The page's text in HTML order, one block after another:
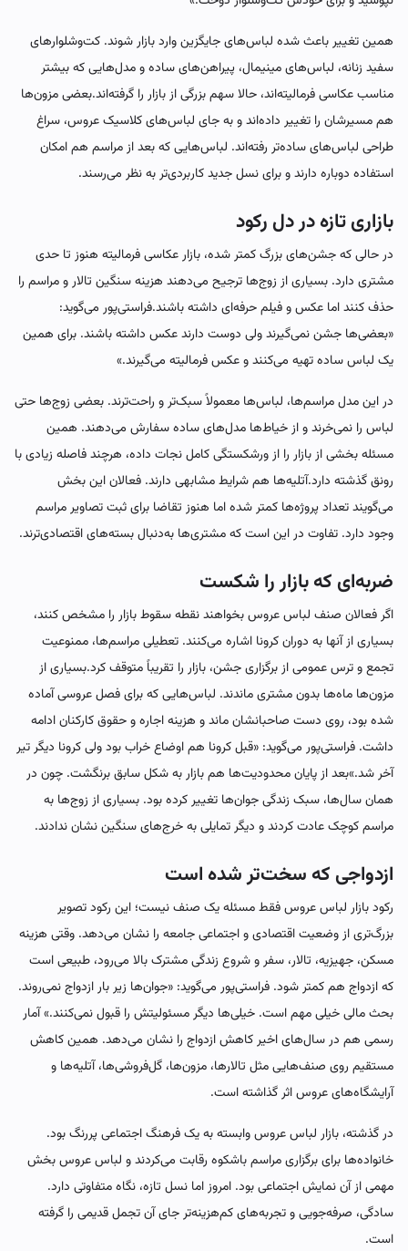
همین تغییر باعث شده لباس‌های جایگزین وارد بازار شوند. کت‌وشلوارهای
سفید زنانه، لباس‌های مینیمال، پیراهن‌های ساده و مدل‌هایی که بیشتر
مناسب عکاسی فرمالیته‌اند، حالا سهم بزرگی از بازار را گرفته‌اند.بعضی مزون‌ها
هم مسیرشان را تغییر داده‌اند و به جای لباس‌های کلاسیک عروس، سراغ
طراحی لباس‌های ساده‌تر رفته‌اند. لباس‌هایی که بعد از مراسم هم امکان
استفاده دوباره دارند و برای نسل جدید کاربردی‌تر به نظر می‌رسند.
بازاری تازه در دل رکود
در حالی که جشن‌های بزرگ کمتر شده، بازار عکاسی فرمالیته هنوز تا حدی
مشتری دارد. بسیاری از زوج‌ها ترجیح می‌دهند هزینه سنگین تالار و مراسم را
حذف کنند اما عکس و فیلم حرفه‌ای داشته باشند.فراستی‌پور می‌گوید:
«بعضی‌ها جشن نمی‌گیرند ولی دوست دارند عکس داشته باشند. برای همین
یک لباس ساده تهیه می‌کنند و عکس فرمالیته می‌گیرند.»
در این مدل مراسم‌ها، لباس‌ها معمولاً سبک‌تر و راحت‌ترند. بعضی زوج‌ها حتی
لباس را نمی‌خرند و از خیاط‌ها مدل‌های ساده سفارش می‌دهند. همین
مسئله بخشی از بازار را از ورشکستگی کامل نجات داده، هرچند فاصله زیادی با
رونق گذشته دارد.آتلیه‌ها هم شرایط مشابهی دارند. فعالان این بخش
می‌گویند تعداد پروژه‌ها کمتر شده اما هنوز تقاضا برای ثبت تصاویر مراسم
وجود دارد. تفاوت در این است که مشتری‌ها به‌دنبال بسته‌های اقتصادی‌ترند.
ضربه‌ای که بازار را شکست
اگر فعالان صنف لباس عروس بخواهند نقطه سقوط بازار را مشخص کنند،
بسیاری از آنها به دوران کرونا اشاره می‌کنند. تعطیلی مراسم‌ها، ممنوعیت
تجمع و ترس عمومی از برگزاری جشن، بازار را تقریباً متوقف کرد.بسیاری از
مزون‌ها ماه‌ها بدون مشتری ماندند. لباس‌هایی که برای فصل عروسی آماده
شده بود، روی دست صاحبانشان ماند و هزینه اجاره و حقوق کارکنان ادامه
داشت. فراستی‌پور می‌گوید: «قبل کرونا هم اوضاع خراب بود ولی کرونا دیگر تیر
آخر شد.»بعد از پایان محدودیت‌ها هم بازار به شکل سابق برنگشت. چون در
همان سال‌ها، سبک زندگی جوان‌ها تغییر کرده بود. بسیاری از زوج‌ها به
مراسم کوچک عادت کردند و دیگر تمایلی به خرج‌های سنگین نشان ندادند.
ازدواجی که سخت‌تر شده است
رکود بازار لباس عروس فقط مسئله یک صنف نیست؛ این رکود تصویر
بزرگ‌تری از وضعیت اقتصادی و اجتماعی جامعه را نشان می‌دهد. وقتی هزینه
مسکن، جهیزیه، تالار، سفر و شروع زندگی مشترک بالا می‌رود، طبیعی است
که ازدواج هم کمتر شود. فراستی‌پور می‌گوید: «جوان‌ها زیر بار ازدواج نمی‌روند.
بحث مالی خیلی مهم است. خیلی‌ها دیگر مسئولیتش را قبول نمی‌کنند.» آمار
رسمی هم در سال‌های اخیر کاهش ازدواج را نشان می‌دهد. همین کاهش
مستقیم روی صنف‌هایی مثل تالارها، مزون‌ها، گل‌فروشی‌ها، آتلیه‌ها و
آرایشگاه‌های عروس اثر گذاشته است.
در گذشته، بازار لباس عروس وابسته به یک فرهنگ اجتماعی پررنگ بود.
خانواده‌ها برای برگزاری مراسم باشکوه رقابت می‌کردند و لباس عروس بخش
مهمی از آن نمایش اجتماعی بود. امروز اما نسل تازه، نگاه متفاوتی دارد.
سادگی، صرفه‌جویی و تجربه‌های کم‌هزینه‌تر جای آن تجمل قدیمی را گرفته
است.